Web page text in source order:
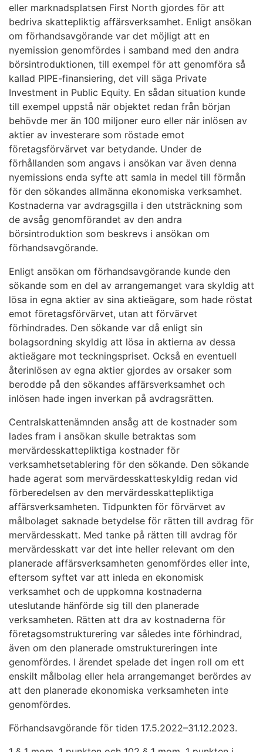
eller marknadsplatsen First North gjordes för att
bedriva skattepliktig affärsverksamhet. Enligt ansökan
om förhandsavgörande var det möjligt att en
nyemission genomfördes i samband med den andra
börsintroduktionen, till exempel för att genomföra så
kallad PIPE-finansiering, det vill säga Private
Investment in Public Equity. En sådan situation kunde
till exempel uppstå när objektet redan från början
behövde mer än 100 miljoner euro eller när inlösen av
aktier av investerare som röstade emot
företagsförvärvet var betydande. Under de
förhållanden som angavs i ansökan var även denna
nyemissions enda syfte att samla in medel till förmån
för den sökandes allmänna ekonomiska verksamhet.
Kostnaderna var avdragsgilla i den utsträckning som
de avsåg genomförandet av den andra
börsintroduktion som beskrevs i ansökan om
förhandsavgörande.
Enligt ansökan om förhandsavgörande kunde den
sökande som en del av arrangemanget vara skyldig att
lösa in egna aktier av sina aktieägare, som hade röstat
emot företagsförvärvet, utan att förvärvet
förhindrades. Den sökande var då enligt sin
bolagsordning skyldig att lösa in aktierna av dessa
aktieägare mot teckningspriset. Också en eventuell
återinlösen av egna aktier gjordes av orsaker som
berodde på den sökandes affärsverksamhet och
inlösen hade ingen inverkan på avdragsrätten.
Centralskattenämnden ansåg att de kostnader som
lades fram i ansökan skulle betraktas som
mervärdesskattepliktiga kostnader för
verksamhetsetablering för den sökande. Den sökande
hade agerat som mervärdesskatteskyldig redan vid
förberedelsen av den mervärdesskattepliktiga
affärsverksamheten. Tidpunkten för förvärvet av
målbolaget saknade betydelse för rätten till avdrag för
mervärdesskatt. Med tanke på rätten till avdrag för
mervärdesskatt var det inte heller relevant om den
planerade affärsverksamheten genomfördes eller inte,
eftersom syftet var att inleda en ekonomisk
verksamhet och de uppkomna kostnaderna
uteslutande hänförde sig till den planerade
verksamheten. Rätten att dra av kostnaderna för
företagsomstrukturering var således inte förhindrad,
även om den planerade omstruktureringen inte
genomfördes. I ärendet spelade det ingen roll om ett
enskilt målbolag eller hela arrangemanget berördes av
att den planerade ekonomiska verksamheten inte
genomfördes.
Förhandsavgörande för tiden 17.5.2022–31.12.2023.